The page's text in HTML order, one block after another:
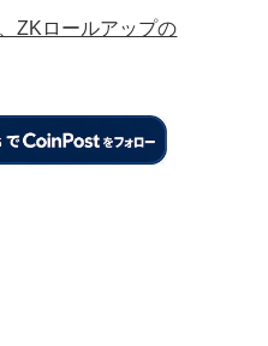
ZKロールアップの